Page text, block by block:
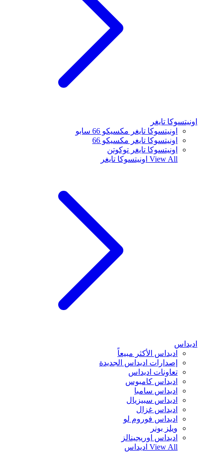
اونيتسوكا تايغر
اونيتسوكا تايغر مكسيكو 66 سابو
اونيتسوكا تايغر مكسيكو 66
اونيتسوكا تايغر توكوتن
View All اونيتسوكا تايغر
اديداس
اديداس الأكثر مبيعاً
إصدارات اديداس الجديدة
تعاونات اديداس
اديداس كامبوس
اديداس سامبا
اديداس سبيزيال
اديداس غزال
اديداس فوروم لو
ويلز بونر
اديداس اوريجينالز
View All اديداس